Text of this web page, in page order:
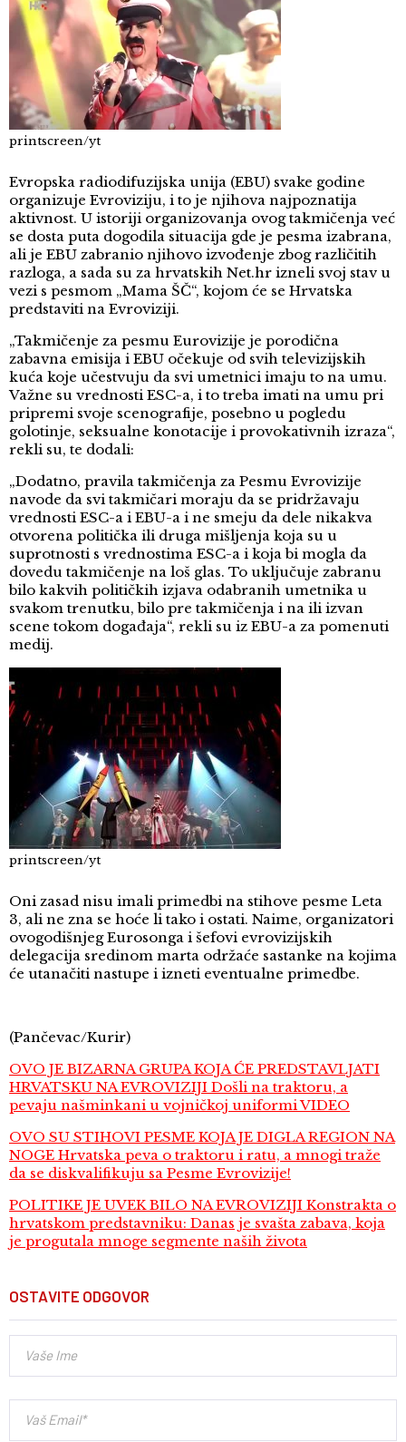
printscreen/yt
Evropska radiodifuzijska unija (EBU) svake godine
organizuje Evroviziju, i to je njihova najpoznatija
aktivnost. U istoriji organizovanja ovog takmičenja već
se dosta puta dogodila situacija gde je pesma izabrana,
ali je EBU zabranio njihovo izvođenje zbog različitih
razloga, a sada su za hrvatskih Net.hr izneli svoj stav u
vezi s pesmom „Mama ŠČ“, kojom će se Hrvatska
predstaviti na Evroviziji.
„Takmičenje za pesmu Eurovizije je porodična
zabavna emisija i EBU očekuje od svih televizijskih
kuća koje učestvuju da svi umetnici imaju to na umu.
Važne su vrednosti ESC-a, i to treba imati na umu pri
pripremi svoje scenografije, posebno u pogledu
golotinje, seksualne konotacije i provokativnih izraza“,
rekli su, te dodali:
„Dodatno, pravila takmičenja za Pesmu Evrovizije
navode da svi takmičari moraju da se pridržavaju
vrednosti ESC-a i EBU-a i ne smeju da dele nikakva
otvorena politička ili druga mišljenja koja su u
suprotnosti s vrednostima ESC-a i koja bi mogla da
dovedu takmičenje na loš glas. To uključuje zabranu
bilo kakvih političkih izjava odabranih umetnika u
svakom trenutku, bilo pre takmičenja i na ili izvan
scene tokom događaja“, rekli su iz EBU-a za pomenuti
medij.
printscreen/yt
Oni zasad nisu imali primedbi na stihove pesme Leta
3, ali ne zna se hoće li tako i ostati. Naime, organizatori
ovogodišnjeg Eurosonga i šefovi evrovizijskih
delegacija sredinom marta održaće sastanke na kojima
će utanačiti nastupe i izneti eventualne primedbe.
(Pančevac/Kurir)
OVO JE BIZARNA GRUPA KOJA ĆE PREDSTAVLJATI
HRVATSKU NA EVROVIZIJI Došli na traktoru, a
pevaju našminkani u vojničkoj uniformi VIDEO
OVO SU STIHOVI PESME KOJA JE DIGLA REGION NA
NOGE Hrvatska peva o traktoru i ratu, a mnogi traže
da se diskvalifikuju sa Pesme Evrovizije!
POLITIKE JE UVEK BILO NA EVROVIZIJI Konstrakta o
hrvatskom predstavniku: Danas je svašta zabava, koja
je progutala mnoge segmente naših života
OSTAVITE ODGOVOR